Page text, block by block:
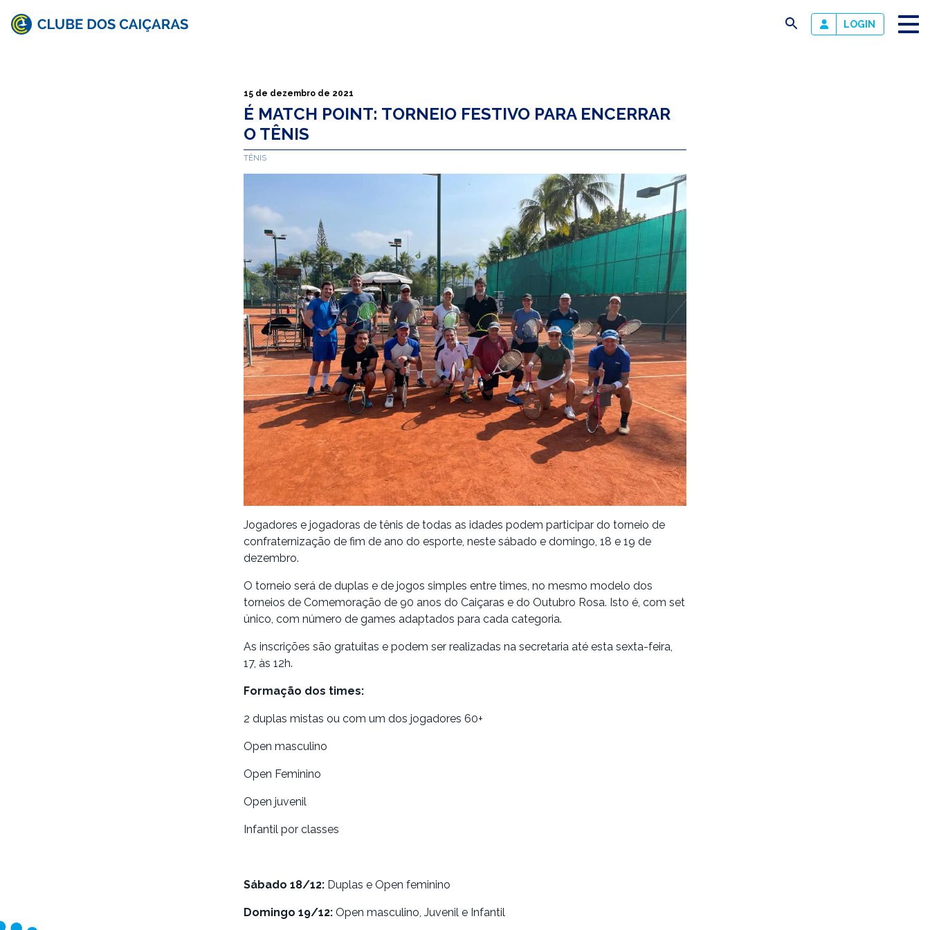
busca LOGIN
15 de dezembro de 2021
É MATCH POINT: TORNEIO FESTIVO PARA ENCERRAR
O TÊNIS
TÊNIS
Jogadores e jogadoras de tênis de todas as idades podem participar do torneio de
confraternização de fim de ano do esporte, neste sábado e domingo, 18 e 19 de
dezembro.
O torneio será de duplas e de jogos simples entre times, no mesmo modelo dos
torneios de Comemoração de 90 anos do Caiçaras e do Outubro Rosa. Isto é, com set
único, com número de games adaptados para cada categoria.
As inscrições são gratuitas e podem ser realizadas na secretaria até esta sexta-feira,
17, às 12h.
Formação dos times:
2 duplas mistas ou com um dos jogadores 60+
Open masculino
Open Feminino
Open juvenil
Infantil por classes
Sábado 18/12: Duplas e Open feminino
Domingo 19/12: Open masculino, Juvenil e Infantil